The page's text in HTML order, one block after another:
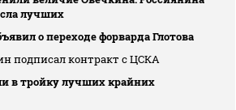
лучших
о переходе форварда Глотова
подписал контракт с ЦСКА
в тройку лучших крайних